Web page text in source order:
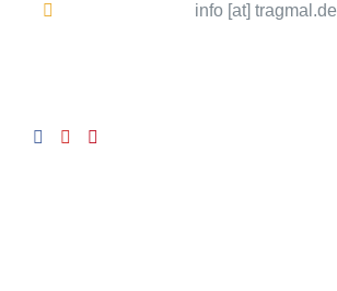
info [at] tragmal.de